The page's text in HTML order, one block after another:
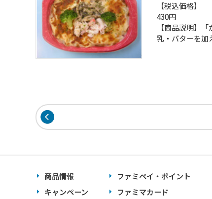
【税込価格】
430円
【商品説明】
乳・バターを加
商品情報
キャンペーン
ファミペイ・ポイント
ファミマカード